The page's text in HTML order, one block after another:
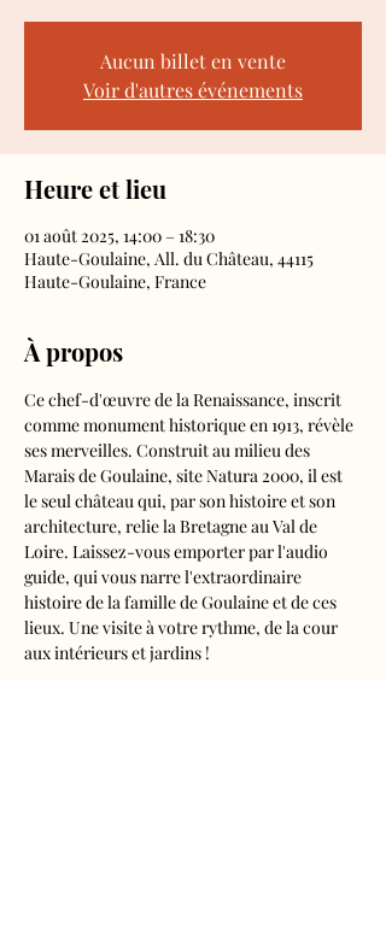
Aucun billet en vente
Voir d'autres événements
Heure et lieu
01 août 2025, 14:00 – 18:30
Haute-Goulaine, All. du Château, 44115
Haute-Goulaine, France
À propos
Ce chef-d'œuvre de la Renaissance, inscrit
comme monument historique en 1913, révèle
ses merveilles. Construit au milieu des
Marais de Goulaine, site Natura 2000, il est
le seul château qui, par son histoire et son
architecture, relie la Bretagne au Val de
Loire. Laissez-vous emporter par l'audio
guide, qui vous narre l'extraordinaire
histoire de la famille de Goulaine et de ces
lieux. Une visite à votre rythme, de la cour
aux intérieurs et jardins !